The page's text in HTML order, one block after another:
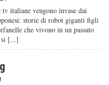
italiane vengono invase dai
storie di robot giganti figli
che vivono in un passato
si [...]